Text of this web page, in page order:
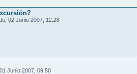
02 Junio 2007, 12:28
Junio 2007, 09:50